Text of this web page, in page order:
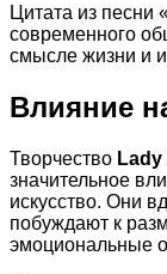
Цитата из песни
современного
смысле жизни и
Влияние
Творчество Lady
значительное
искусство. Они
побуждают к
эмоциональные